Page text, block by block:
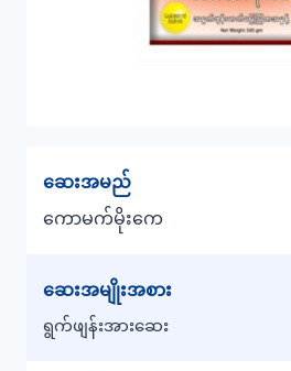
ဆေးအမည်
ကောမက်မိုးကေ
ဆေးအမျိုးအစား
ရွက်ဖျန်းအားဆေး